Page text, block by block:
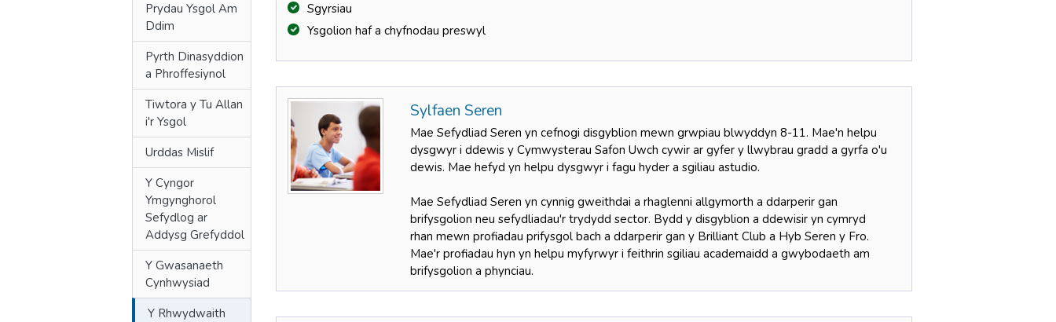
Prydau Ysgol Am
Ddim
Pyrth Dinasyddion
a Phroffesiynol
Tiwtora y Tu Allan
i'r Ysgol
Urddas Mislif
Y Cyngor
Ymgynghorol
Sefydlog ar
Addysg Grefyddol
Y Gwasanaeth
Cynhwysiad
Y Rhwydwaith
Sgyrsiau
Ysgolion haf a chyfnodau preswyl
Sylfaen Seren
Mae Sefydliad Seren yn cefnogi disgyblion mewn grwpiau blwyddyn 8-11. Mae'n helpu
dysgwyr i ddewis y Cymwysterau Safon Uwch cywir ar gyfer y llwybrau gradd a gyrfa o'u
dewis. Mae hefyd yn helpu dysgwyr i fagu hyder a sgiliau astudio.
Mae Sefydliad Seren yn cynnig gweithdai a rhaglenni allgymorth a ddarperir gan
brifysgolion neu sefydliadau'r trydydd sector. Bydd y disgyblion a ddewisir yn cymryd
rhan mewn profiadau prifysgol bach a ddarperir gan y Brilliant Club a Hyb Seren y Fro.
Mae'r profiadau hyn yn helpu myfyrwyr i feithrin sgiliau academaidd a gwybodaeth am
brifysgolion a phynciau.